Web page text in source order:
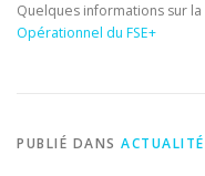
Quelques informations sur la
Opérationnel du FSE+
PUBLIÉ DANS ACTUALITÉ